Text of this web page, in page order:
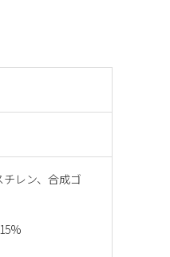
レン、合成ゴ